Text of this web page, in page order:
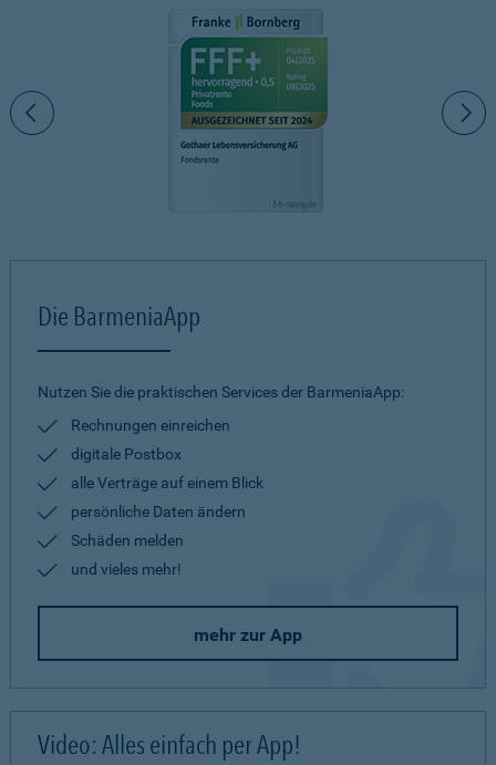
Die BarmeniaApp
Nutzen Sie die praktischen Services der BarmeniaApp:
Rechnungen einreichen
digitale Postbox
alle Verträge auf einem Blick
persönliche Daten ändern
Schäden melden
und vieles mehr!
mehr zur App
Video: Alles einfach per App!